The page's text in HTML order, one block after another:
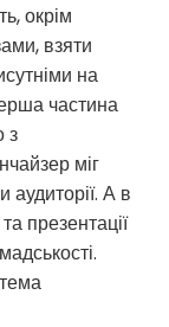
окрім
взяти
на
частина
з
міг
А в
презентації